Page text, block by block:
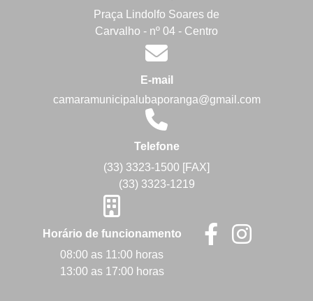
Praça Lindolfo Soares de
Carvalho - nº 04 - Centro
E-mail
camaramunicipalubaporanga@gmail.com
Telefone
(33) 3323-1500 [FAX]
(33) 3323-1219
Horário de funcionamento
08:00 as 11:00 horas
13:00 as 17:00 horas